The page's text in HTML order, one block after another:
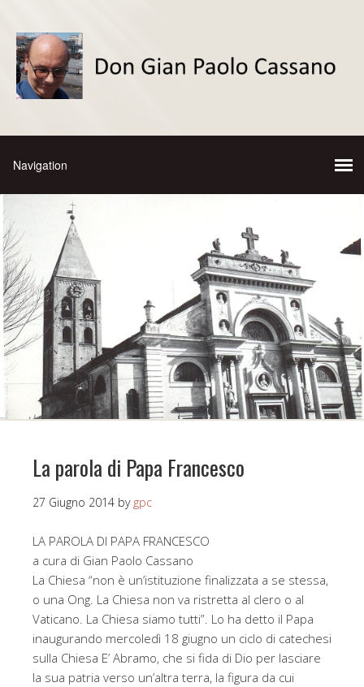
La parola di Papa Francesco
27 Giugno 2014 by gpc
LA PAROLA DI PAPA FRANCESCO
a cura di Gian Paolo Cassano
La Chiesa “non è un’istituzione finalizzata a se stessa,
o una Ong. La Chiesa non va ristretta al clero o al
Vaticano. La Chiesa siamo tutti”. Lo ha detto il Papa
inaugurando mercoledì 18 giugno un ciclo di catechesi
sulla Chiesa E’ Abramo, che si fida di Dio per lasciare
la sua patria verso un’altra terra, la figura da cui